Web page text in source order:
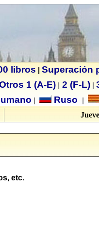
libros Superación
1 (A-E) 2 (F-L)
Ruso
etc.